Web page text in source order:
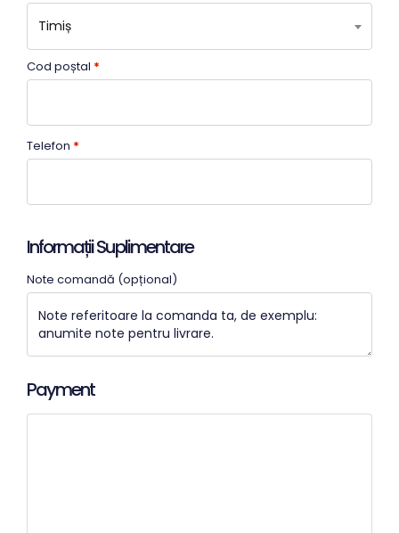
Timiș
Cod poștal *
Telefon *
Informații Suplimentare
Note comandă (opțional)
Payment